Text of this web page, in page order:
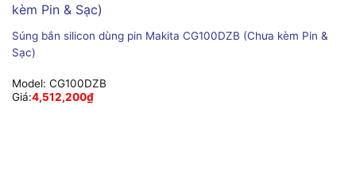
Súng bắn silicon dùng pin Makita CG100DZB (Chưa kèm Pin &
Sạc)
Model: CG100DZB
Giá:4,512,200₫